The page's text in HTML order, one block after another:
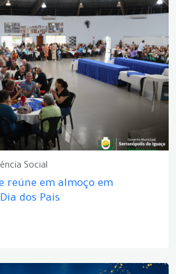
Social
reúne em almoço em
dos Pais